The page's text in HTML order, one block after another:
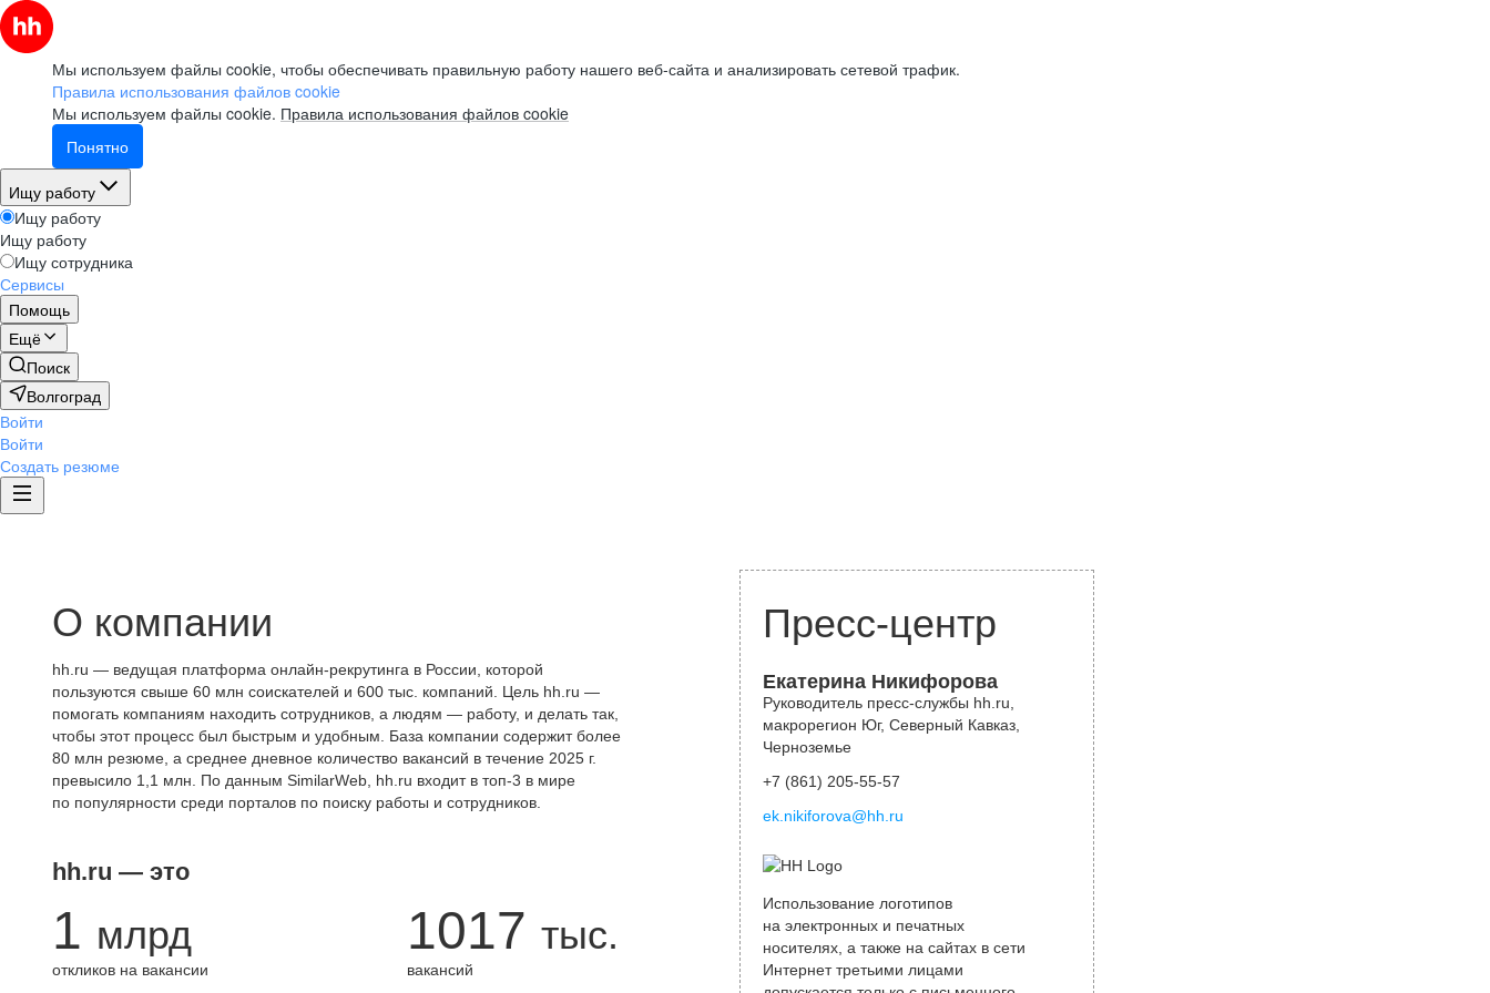
Мы используем файлы cookie, чтобы обеспечивать правильную работу нашего веб-сайта и анализировать сетевой трафик.
Правила использования файлов cookie
Мы используем файлы cookie. Правила использования файлов cookie
Понятно
Ищу работу
Ищу работу
Ищу работу
Ищу сотрудника
Сервисы
Помощь
Ещё
Поиск
Волгоград
Войти
Войти
Создать резюме
О компании
hh.ru — ведущая платформа онлайн-рекрутинга в России, которой
пользуются свыше 60 млн соискателей и 600 тыс. компаний. Цель hh.ru —
помогать компаниям находить сотрудников, а людям — работу, и делать так,
чтобы этот процесс был быстрым и удобным. База компании содержит более
80 млн резюме, а среднее дневное количество вакансий в течение 2025 г.
превысило 1,1 млн. По данным SimilarWeb, hh.ru входит в топ-3 в мире
по популярности среди порталов по поиску работы и сотрудников.
hh.ru — это
1 млрд
откликов на вакансии
1017 тыс.
вакансий
Пресс-центр
Екатерина Никифорова
Руководитель пресс-службы hh.ru,
макрорегион Юг, Северный Кавказ,
Черноземье
+7 (861) 205-55-57
ek.nikiforova@hh.ru
Использование логотипов
на электронных и печатных
носителях, а также на сайтах в сети
Интернет третьими лицами